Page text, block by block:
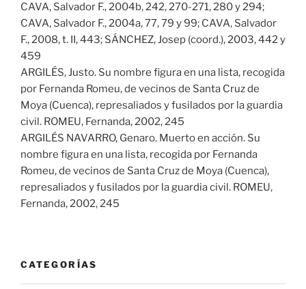
CAVA, Salvador F., 2004b, 242, 270-271, 280 y 294;
CAVA, Salvador F., 2004a, 77, 79 y 99; CAVA, Salvador
F., 2008, t. II, 443; SÁNCHEZ, Josep (coord.), 2003, 442 y
459
ARGILÉS, Justo. Su nombre figura en una lista, recogida
por Fernanda Romeu, de vecinos de Santa Cruz de
Moya (Cuenca), represaliados y fusilados por la guardia
civil. ROMEU, Fernanda, 2002, 245
ARGILÉS NAVARRO, Genaro. Muerto en acción. Su
nombre figura en una lista, recogida por Fernanda
Romeu, de vecinos de Santa Cruz de Moya (Cuenca),
represaliados y fusilados por la guardia civil. ROMEU,
Fernanda, 2002, 245
CATEGORÍAS